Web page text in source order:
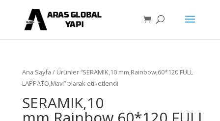
Ana Sayfa / Ürünler “SERAMIK,10 mm,Rainbow,60*120,FULL
LAPPATO,Mavi” olarak etiketlendi
SERAMIK,10